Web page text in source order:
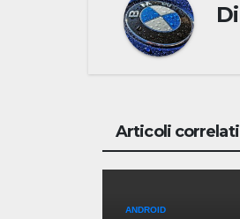
Di
Articoli correlati
ANDROID